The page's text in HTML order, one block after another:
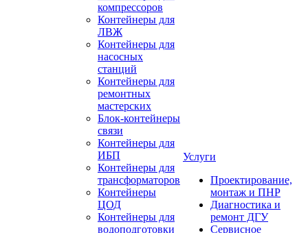
компрессоров
Контейнеры для
ЛВЖ
Контейнеры для
насосных
станций
Контейнеры для
ремонтных
мастерских
Блок-контейнеры
связи
Контейнеры для
ИБП
Контейнеры для
трансформаторов
Контейнеры
ЦОД
Контейнеры для
водоподготовки
Услуги
Проектирование,
монтаж и ПНР
Диагностика и
ремонт ДГУ
Сервисное